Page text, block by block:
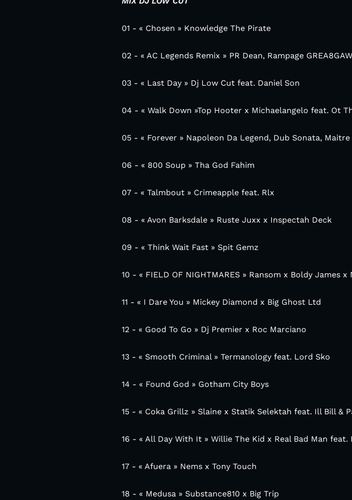
01 - « Chosen » Knowledge The Pirate
02 - « AC Legends Remix » PR Dean, Rampage
03 - « Last Day » Dj Low Cut feat. Daniel Son
04 - « Walk Down »Top Hooter x Michaelangelo feat. Ot
05 - « Forever » Napoleon Da Legend, Dub Sonata, Maitre
06 - « 800 Soup » Tha God Fahim
07 - « Talmbout » Crimeapple feat. Rlx
08 - « Avon Barksdale » Ruste Juxx x Inspectah Deck
09 - « Think Wait Fast » Spit Gemz
10 - « FIELD OF NIGHTMARES » Ransom x Boldy James
11 - « I Dare You » Mickey Diamond x Big Ghost Ltd
12 - « Good To Go » Dj Premier x Roc Marciano
13 - « Smooth Criminal » Termanology feat. Lord Sko
14 - « Found God » Gotham City Boys
15 - « Coka Grillz » Slaine x Statik Selektah feat. Ill Bill &
16 - « All Day With It » Willie The Kid x Real Bad Man feat.
17 - « Afuera » Nems x Tony Touch
18 - « Medusa » Substance810 x Big Trip